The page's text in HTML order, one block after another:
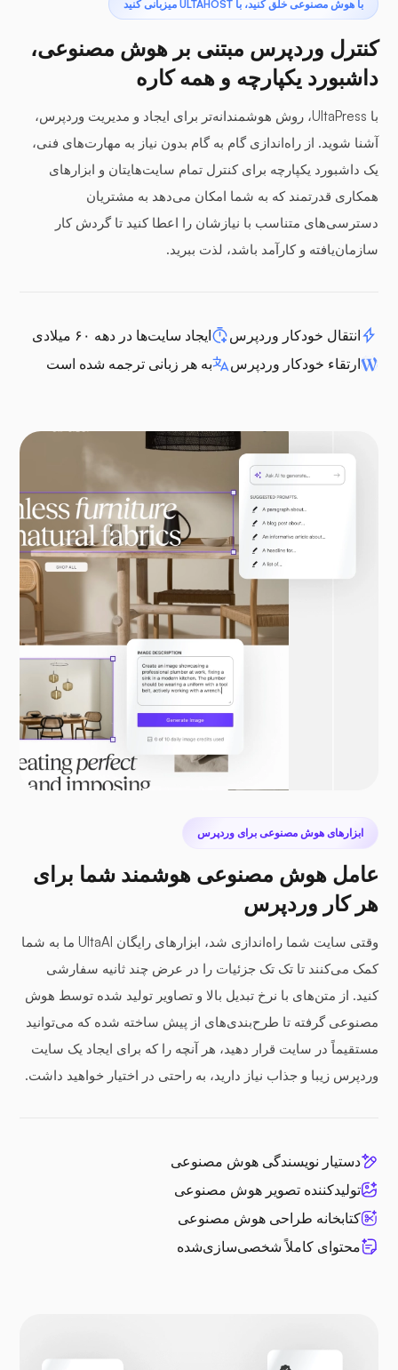
با هوش مصنوعی خلق کنید، با ULTAHOST میزبانی کنید
کنترل وردپرس مبتنی بر هوش مصنوعی،
داشبورد یکپارچه و همه کاره
با UltaPress، روش هوشمندانه‌تر برای ایجاد و مدیریت وردپرس،
آشنا شوید. از راه‌اندازی گام به گام بدون نیاز به مهارت‌های فنی،
یک داشبورد یکپارچه برای کنترل تمام سایت‌هایتان و ابزارهای
همکاری قدرتمند که به شما امکان می‌دهد به مشتریان
دسترسی‌های متناسب با نیازشان را اعطا کنید تا گردش کار
سازمان‌یافته و کارآمد باشد، لذت ببرید.
انتقال خودکار وردپرس
ایجاد سایت‌ها در دهه ۶۰ میلادی
ارتقاء خودکار وردپرس
به هر زبانی ترجمه شده است
ابزارهای هوش مصنوعی برای وردپرس
عامل هوش مصنوعی هوشمند شما برای
هر کار وردپرس
وقتی سایت شما راه‌اندازی شد، ابزارهای رایگان UltaAI ما به شما
کمک می‌کنند تا تک تک جزئیات را در عرض چند ثانیه سفارشی
کنید. از متن‌های با نرخ تبدیل بالا و تصاویر تولید شده توسط هوش
مصنوعی گرفته تا طرح‌بندی‌های از پیش ساخته شده که می‌توانید
مستقیماً در سایت قرار دهید، هر آنچه را که برای ایجاد یک سایت
وردپرس زیبا و جذاب نیاز دارید، به راحتی در اختیار خواهید داشت.
دستیار نویسندگی هوش مصنوعی
تولیدکننده تصویر هوش مصنوعی
کتابخانه طراحی هوش مصنوعی
محتوای کاملاً شخصی‌سازی‌شده